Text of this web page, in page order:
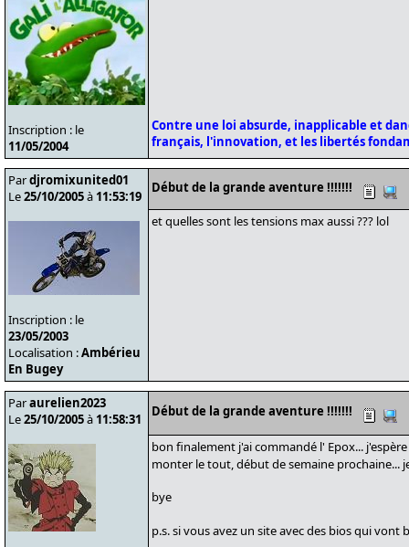
Inscription : le
11/05/2004
Contre une loi absurde, inapplicable et
français, l'innovation, et les libertés
Pardjromixunited01
Le25/10/2005à 11:53:19
Inscription : le
23/05/2003
Localisation :Ambérieu
En Bugey
Début de la grande aventure !!!!!!!
et quelles sont les tensions max aussi ??? lol
Paraurelien2023
Le25/10/2005à 11:58:31 Début de la grande aventure !!!!!!!
bon finalement j'ai commandé l' Epox...
monter le tout, début de semaine prochaine...
bye
p.s. si vous avez un site avec des bios qui vont